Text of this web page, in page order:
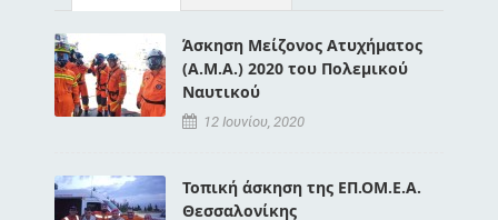
Άσκηση Μείζονος Ατυχήματος
(Α.Μ.Α.) 2020 του Πολεμικού
Ναυτικού
12 Ιουνίου, 2020
Τοπική άσκηση της ΕΠ.ΟΜ.Ε.Α.
Θεσσαλονίκης